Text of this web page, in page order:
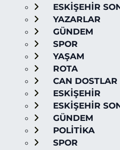
ESKİŞEHİR
YAZARLAR
GÜNDEM
SPOR
YAŞAM
ROTA
CAN DOSTLAR
ESKİŞEHİR
ESKİŞEHİR
GÜNDEM
POLİTİKA
SPOR